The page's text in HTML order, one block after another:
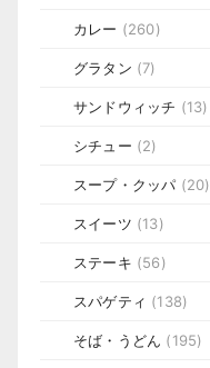
カレー (260)
グラタン (7)
サンドウィッチ (13)
シチュー (2)
スープ・クッパ (20)
スイーツ (13)
ステーキ (56)
スパゲティ (138)
そば・うどん (195)